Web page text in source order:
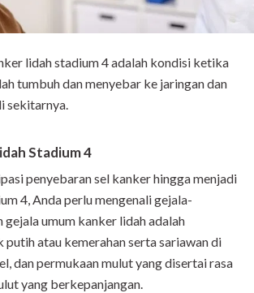
lidah stadium 4 adalah kondisi ketika
tumbuh dan menyebar ke jaringan dan
sekitarnya.
Stadium 4
penyebaran sel kanker hingga menjadi
4, Anda perlu mengenali gejala-
gejala umum kanker lidah adalah
putih atau kemerahan serta sariawan di
dan permukaan mulut yang disertai rasa
yang berkepanjangan.